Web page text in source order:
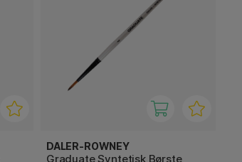
DALER-ROWNEY
Graduate Syntetisk Børste